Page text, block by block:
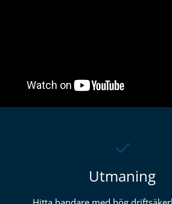
Utmaning